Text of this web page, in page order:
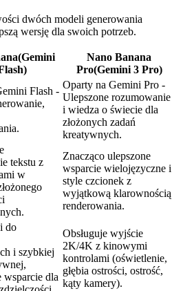
dwóch modeli generowania
wersję dla swoich potrzeb.
(Gemini
Nano Banana
Pro(Gemini 3 Pro)
Flash -
Oparty na Gemini Pro -
Ulepszone rozumowanie
i wiedza o świecie dla
złożonych zadań
kreatywnych.
tekstu z
w
Znacząco ulepszone
wsparcie wielojęzyczne i
style czcionek z
wyjątkową klarownością
renderowania.
do
i szybkiej
wsparcie dla
Obsługuje wyjście
2K/4K z kinowymi
kontrolami (oświetlenie,
głębia ostrości, ostrość,
kąty kamery).